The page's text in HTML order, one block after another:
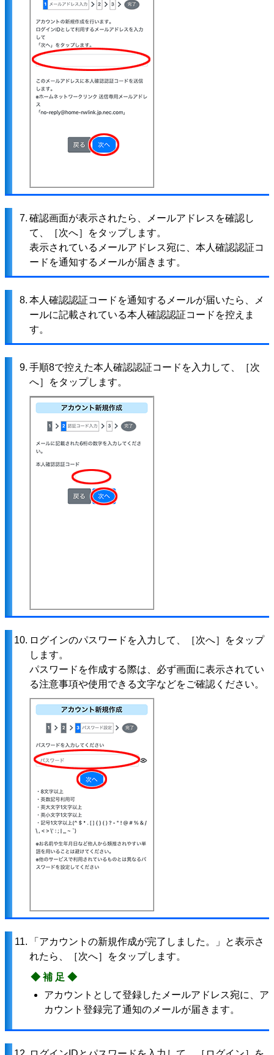
7. 確認画面が表示されたら、メールアドレスを確認し
て、［次へ］をタップします。
表示されているメールアドレス宛に、本人確認認証コ
ードを通知するメールが届きます。
8. 本人確認認証コードを通知するメールが届いたら、メ
ールに記載されている本人確認認証コードを控えま
す。
9. 手順8で控えた本人確認認証コードを入力して、［次
へ］をタップします。
10. ログインのパスワードを入力して、［次へ］をタップ
します。
パスワードを作成する際は、必ず画面に表示されてい
る注意事項や使用できる文字などをご確認ください。
11.
「アカウントの新規作成が完了しました。」と表示さ
れたら、［次へ］をタップします。
◆補足◆
アカウントとして登録したメールアドレス宛に、ア
カウント登録完了通知のメールが届きます。